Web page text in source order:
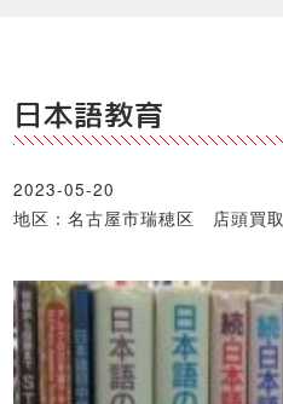
日本語教育
2023-05-20
地区：名古屋市瑞穂区 店頭買取